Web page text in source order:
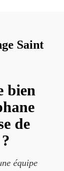
Saint
bien
de
équipe